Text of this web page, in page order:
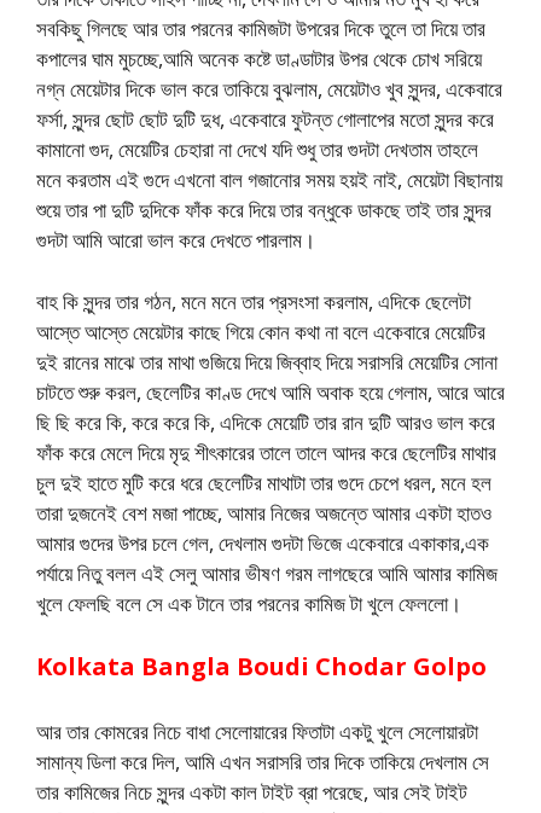
সবকিছু গিলছে আর তার পরনের কামিজটা উপরের দিকে তুলে তা দিয়ে তার
কপালের ঘাম মুচচ্ছে,আমি অনেক কষ্টে ডাণ্ডাটার উপর থেকে চোখ সরিয়ে
নগ্ন মেয়েটার দিকে ভাল করে তাকিয়ে বুঝলাম, মেয়েটাও খুব সুন্দর, একেবারে
ফর্সা, সুন্দর ছোট ছোট দুটি দুধ, একেবারে ফুটন্ত গোলাপের মতো সুন্দর করে
কামানো গুদ, মেয়েটির চেহারা না দেখে যদি শুধু তার গুদটা দেখতাম তাহলে
মনে করতাম এই গুদে এখনো বাল গজানোর সময় হয়ই নাই, মেয়েটা বিছানায়
শুয়ে তার পা দুটি দুদিকে ফাঁক করে দিয়ে তার বন্ধুকে ডাকছে তাই তার সুন্দর
গুদটা আমি আরো ভাল করে দেখতে পারলাম।
বাহ কি সুন্দর তার গঠন, মনে মনে তার প্রসংসা করলাম, এদিকে ছেলেটা
আস্তে আস্তে মেয়েটার কাছে গিয়ে কোন কথা না বলে একেবারে মেয়েটির
দুই রানের মাঝে তার মাথা গুজিয়ে দিয়ে জিব্বাহ দিয়ে সরাসরি মেয়েটির সোনা
চাটতে শুরু করল, ছেলেটির কাণ্ড দেখে আমি অবাক হয়ে গেলাম, আরে আরে
ছি ছি করে কি, করে করে কি, এদিকে মেয়েটি তার রান দুটি আরও ভাল করে
ফাঁক করে মেলে দিয়ে মৃদু শীৎকারের তালে তালে আদর করে ছেলেটির মাথার
চুল দুই হাতে মুটি করে ধরে ছেলেটির মাথাটা তার গুদে চেপে ধরল, মনে হল
তারা দুজনেই বেশ মজা পাচ্ছে, আমার নিজের অজন্তে আমার একটা হাতও
আমার গুদের উপর চলে গেল, দেখলাম গুদটা ভিজে একেবারে একাকার,এক
পর্যায়ে নিতু বলল এই সেলু আমার ভীষণ গরম লাগছেরে আমি আমার কামিজ
খুলে ফেলছি বলে সে এক টানে তার পরনের কামিজ টা খুলে ফেললো।
Kolkata Bangla Boudi Chodar Golpo
আর তার কোমরের নিচে বাধা সেলোয়ারের ফিতাটা একটু খুলে সেলোয়ারটা
সামান্য ডিলা করে দিল, আমি এখন সরাসরি তার দিকে তাকিয়ে দেখলাম সে
তার কামিজের নিচে সুন্দর একটা কাল টাইট ব্রা পরেছে, আর সেই টাইট